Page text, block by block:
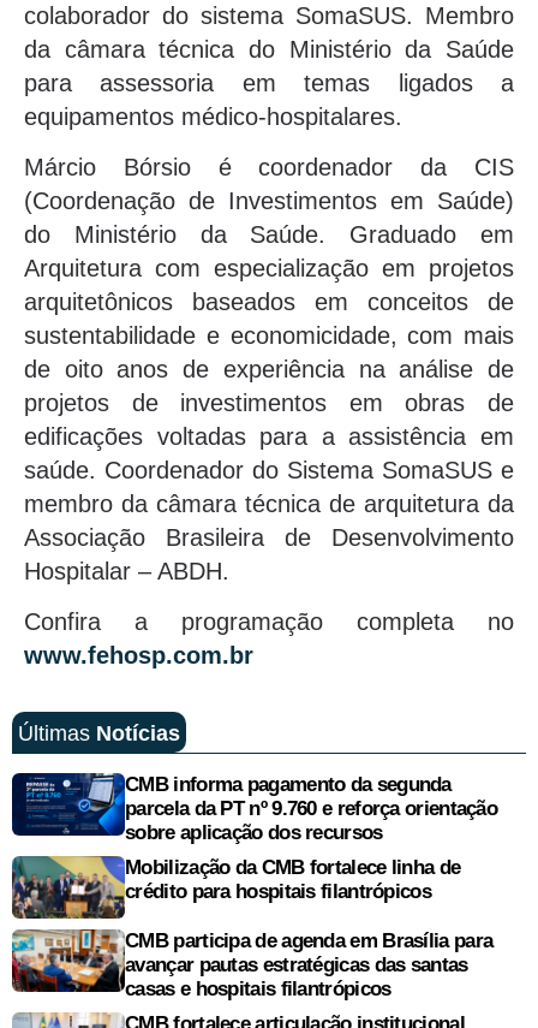
colaborador do sistema SomaSUS. Membro
da câmara técnica do Ministério da Saúde
para assessoria em temas ligados a
equipamentos médico-hospitalares.
Márcio Bórsio é coordenador da CIS
(Coordenação de Investimentos em Saúde)
do Ministério da Saúde. Graduado em
Arquitetura com especialização em projetos
arquitetônicos baseados em conceitos de
sustentabilidade e economicidade, com mais
de oito anos de experiência na análise de
projetos de investimentos em obras de
edificações voltadas para a assistência em
saúde. Coordenador do Sistema SomaSUS e
membro da câmara técnica de arquitetura da
Associação Brasileira de Desenvolvimento
Hospitalar – ABDH.
Confira a programação completa no
www.fehosp.com.br
Últimas Notícias
CMB informa pagamento da segunda
parcela da PT nº 9.760 e reforça orientação
sobre aplicação dos recursos
Mobilização da CMB fortalece linha de
crédito para hospitais filantrópicos
CMB participa de agenda em Brasília para
avançar pautas estratégicas das santas
casas e hospitais filantrópicos